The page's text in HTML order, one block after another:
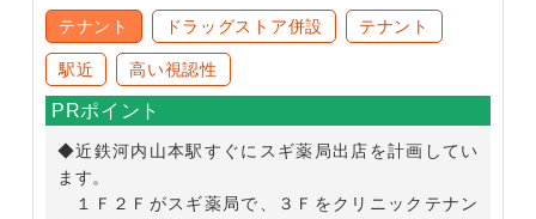
テナント ドラッグストア併設 テナント
駅近 高い視認性
PRポイント
◆近鉄河内山本駅すぐにスギ薬局出店を計画してい
ます。
１Ｆ２Ｆがスギ薬局で、３Ｆをクリニックテナン